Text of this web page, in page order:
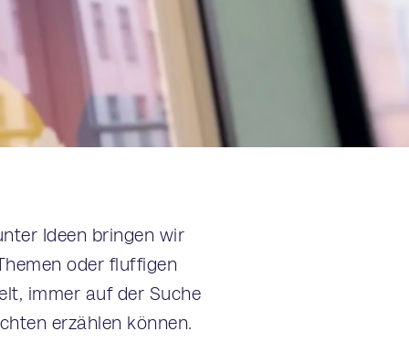
Ideen bringen wir
oder fluffigen
immer auf der Suche
erzählen können.